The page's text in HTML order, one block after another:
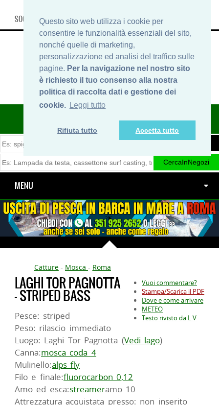
Questo sito web utilizza i cookie per
consentire le funzionalità essenziali del sito,
nonché quelle di marketing,
personalizzazione ed analisi del traffico sulle
pagine. Per la navigazione nel nostro sito
è richiesto il tuo consenso alla nostra
politica di raccolta dati e gestione dei
cookie. Leggi tutto
Rifiuta tutto Accetta tutto
SOCIAL, INFO & SHOP
ITINERARIDIPESCA.IT
MENU
Catture - Mosca - Roma
Vuoi commentare?
Stampa/Scarica il PDF
Dove e come arrivare
METEO
Testo rivisto da L.V
LAGHI TOR PAGNOTTA
- STRIPED BASS
Pesce: striped
Peso: rilascio immediato
Luogo: Laghi Tor Pagnotta (Vedi lago)
Canna:mosca coda 4
Mulinello:alps fly
Filo e finale:fluorocarbon 0,12
Amo ed esca:streameramo 10
Attrezzatura acquistata presso: non inserito